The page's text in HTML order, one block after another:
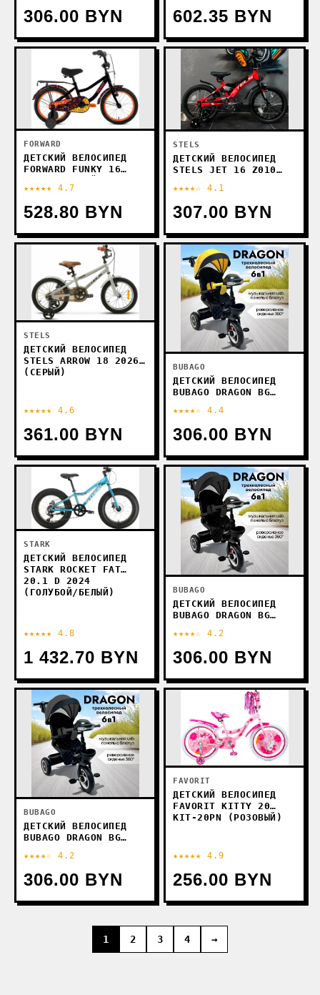
306.00 BYN 602.35 BYN
FORWARD
ДЕТСКИЙ ВЕЛОСИПЕД
FORWARD FUNKY 16
★★★★★ 4.7
528.80 BYN
STELS
ДЕТСКИЙ ВЕЛОСИПЕД
STELS JET 16 Z010
КРАСНЫЙ)
★★★★☆ 4.1
307.00 BYN
STELS
ДЕТСКИЙ ВЕЛОСИПЕД
STELS ARROW 18 2026
(СЕРЫЙ)
★★★★★ 4.6
361.00 BYN
BUBAGO
ДЕТСКИЙ ВЕЛОСИПЕД
BUBAGO DRAGON BG
ЖЕЛТЫЙ)
★★★★☆ 4.4
306.00 BYN
STARK
ДЕТСКИЙ ВЕЛОСИПЕД
STARK ROCKET FAT
20.1 D 2024
(ГОЛУБОЙ/БЕЛЫЙ)
★★★★★ 4.8
1 432.70 BYN
BUBAGO
ДЕТСКИЙ ВЕЛОСИПЕД
BUBAGO DRAGON BG
★★★★☆ 4.2
306.00 BYN
BUBAGO
ДЕТСКИЙ ВЕЛОСИПЕД
BUBAGO DRAGON BG
★★★★☆ 4.2
306.00 BYN
FAVORIT
ДЕТСКИЙ ВЕЛОСИПЕД
FAVORIT KITTY 20
KIT-20PN (РОЗОВЫЙ)
★★★★★ 4.9
256.00 BYN
1 2 3 4 →